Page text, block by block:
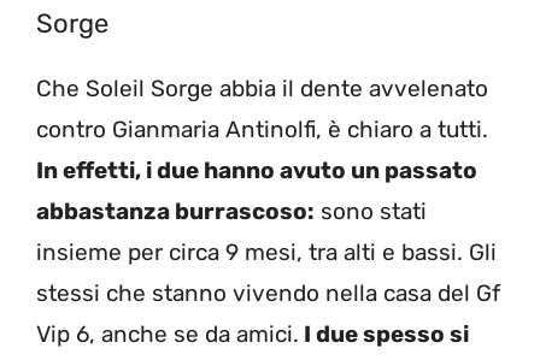
Sorge
Che Soleil Sorge abbia il dente avvelenato
contro Gianmaria Antinolfi, è chiaro a tutti.
In effetti, i due hanno avuto un passato
abbastanza burrascoso: sono stati
insieme per circa 9 mesi, tra alti e bassi. Gli
stessi che stanno vivendo nella casa del Gf
Vip 6, anche se da amici. I due spesso si